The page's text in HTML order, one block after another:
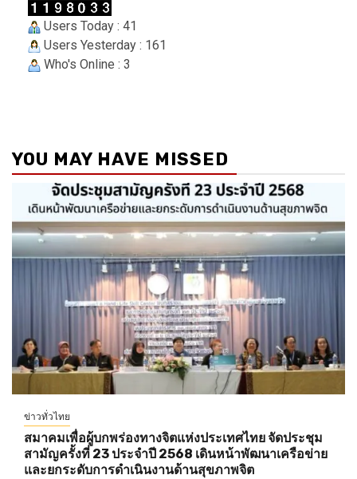
Users Today : 41
Users Yesterday : 161
Who's Online : 3
YOU MAY HAVE MISSED
ข่าวทั่วไทย
สมาคมเพื่อผู้บกพร่องทางจิตแห่งประเทศไทย จัดประชุม
สามัญครั้งที่ 23 ประจำปี 2568 เดินหน้าพัฒนาเครือข่าย
และยกระดับการดำเนินงานด้านสุขภาพจิต